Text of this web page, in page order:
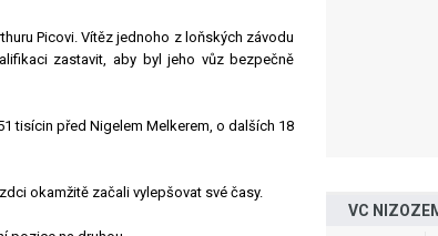
Picovi. Vítěz jednoho z loňských závodu
zastavit, aby byl jeho vůz bezpečně
tisícin před Nigelem Melkerem, o dalších 18
okamžitě začali vylepšovat své časy.
VC